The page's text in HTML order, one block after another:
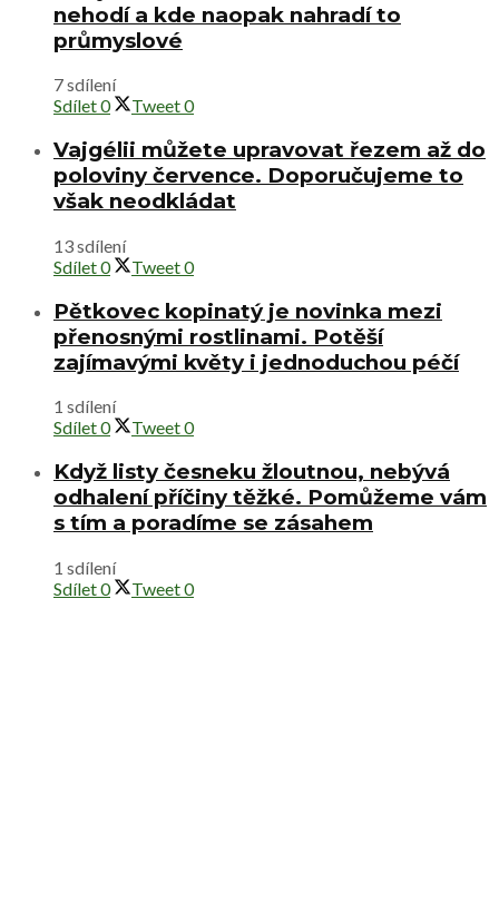
nehodí a kde naopak nahradí to
průmyslové
7 sdílení
Sdílet0 Tweet0
Vajgélii můžete upravovat řezem až do
poloviny července. Doporučujeme to
však neodkládat
13 sdílení
Sdílet0 Tweet0
Pětkovec kopinatý je novinka mezi
přenosnými rostlinami. Potěší
zajímavými květy i jednoduchou péčí
1 sdílení
Sdílet0 Tweet0
Když listy česneku žloutnou, nebývá
odhalení příčiny těžké. Pomůžeme vám
s tím a poradíme se zásahem
1 sdílení
Sdílet0 Tweet0